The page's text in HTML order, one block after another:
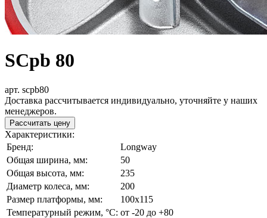
SCpb 80
арт. scpb80
Доставка рассчитывается индивидуально, уточняйте у наших
менеджеров.
Рассчитать цену
Характеристики:
Бренд:
Longway
Общая ширина, мм:
50
Общая высота, мм:
235
Диаметр колеса, мм:
200
Размер платформы, мм:
100x115
Температурный режим, °С: от -20 до +80